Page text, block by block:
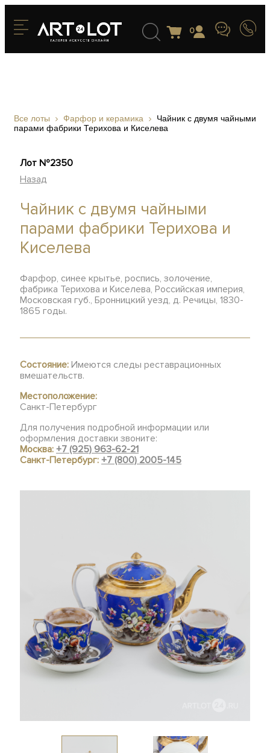
0
Все лоты Фарфор и керамика
Чайник с двумя чайными
парами фабрики Терихова и Киселева
Лот №2350
Назад
Чайник с двумя чайными
парами фабрики Терихова и
Киселева
Фарфор, синее крытье, роспись, золочение,
фабрика Терихова и Киселева, Российская империя,
Московская губ., Бронницкий уезд, д. Речицы, 1830-
1865 годы.
Состояние: Имеются следы реставрационных
вмешательств.
Местоположение:
Санкт-Петербург
Для получения подробной информации или
оформления доставки звоните:
Москва:+7 (925) 963-62-21
Санкт-Петербург:+7 (800) 2005-145